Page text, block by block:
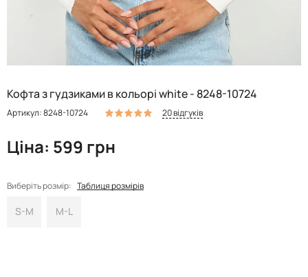
Кофта з гудзиками в кольорі white - 8248-10724
Артикул: 8248-10724 20 відгуків
Ціна: 599 грн
Виберіть розмір: Таблиця розмірів
S-M M-L